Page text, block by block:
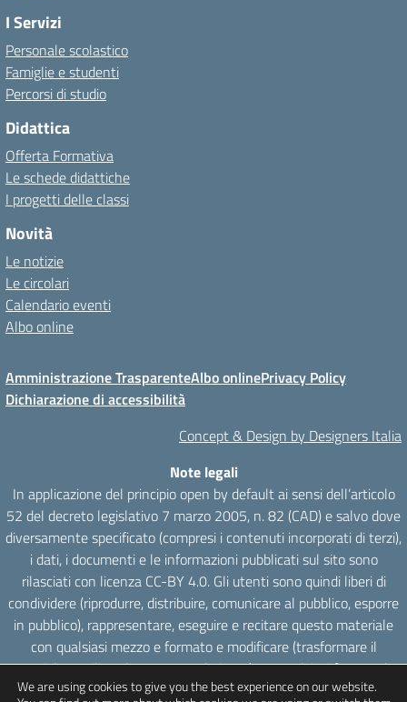
I Servizi
Personale scolastico
Famiglie e studenti
Percorsi di studio
Didattica
Offerta Formativa
Le schede didattiche
I progetti delle classi
Novità
Le notizie
Le circolari
Calendario eventi
Albo online
Amministrazione TrasparenteAlbo onlinePrivacy Policy
Dichiarazione di accessibilità
Concept & Design by Designers Italia
Note legali
In applicazione del principio open by default ai sensi dell’articolo
52 del decreto legislativo 7 marzo 2005, n. 82 (CAD) e salvo dove
diversamente specificato (compresi i contenuti incorporati di terzi),
i dati, i documenti e le informazioni pubblicati sul sito sono
rilasciati con licenza CC-BY 4.0. Gli utenti sono quindi liberi di
condividere (riprodurre, distribuire, comunicare al pubblico, esporre
in pubblico), rappresentare, eseguire e recitare questo materiale
con qualsiasi mezzo e formato e modificare (trasformare il
materiale e utilizzarlo per opere derivate) per qualsiasi fine, anche
commerciale con il solo onere di attribuzione, senza apporre
We are using cookies to give you the best experience on our website.